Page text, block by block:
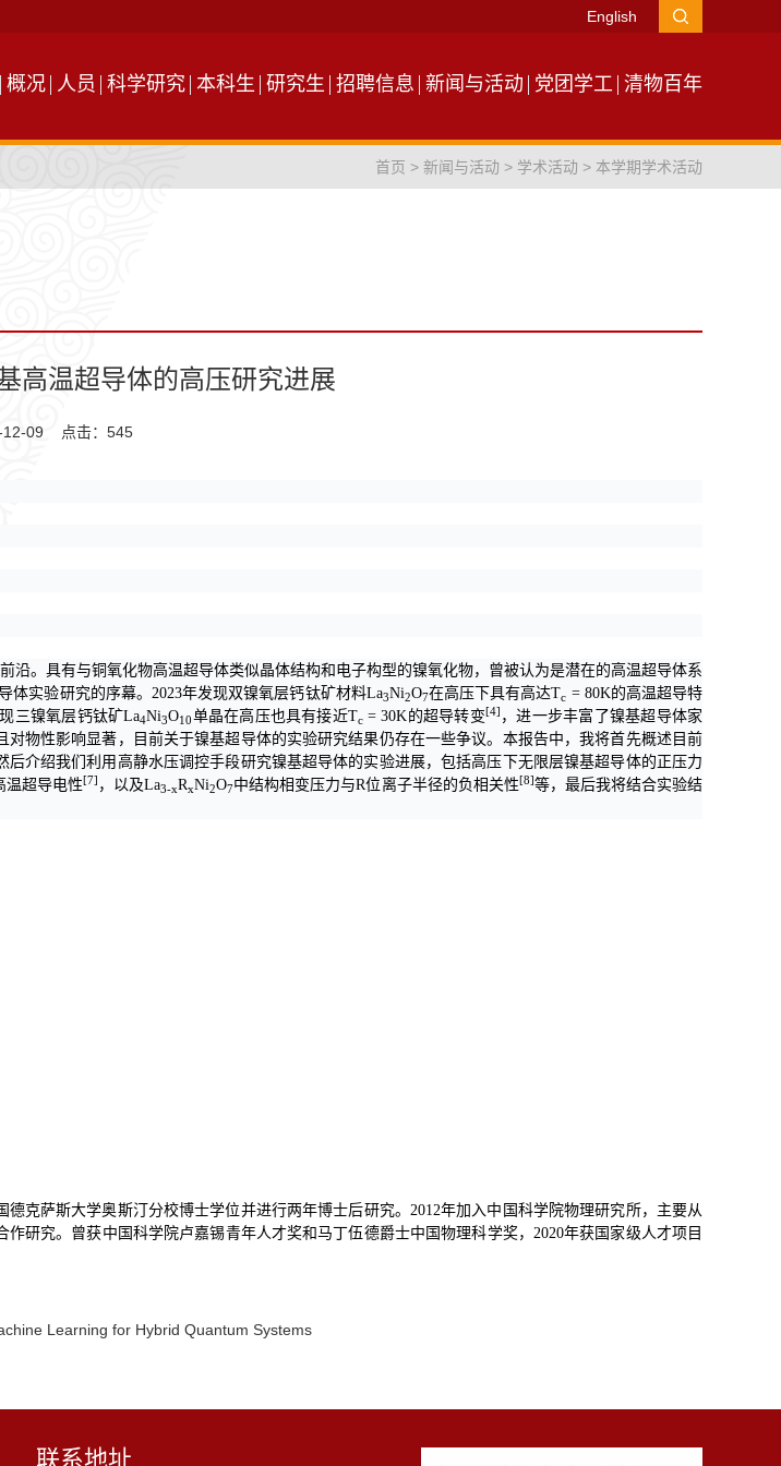
English
概况 人员 科学研究 本科生 研究生 招聘信息 新闻与活动 党团学工 清物百年
首页 > 新闻与活动 > 学术活动 > 本学期学术活动
高温超导体的高压研究进展
12-09 点击： 545
沿。具有与铜氧化物高温超导体类似晶体结构和电子构型的镍氧化物，曾被认为是潜在的高温超导体系
体实验研究的序幕。2023年发现双镍氧层钙钛矿材料La3Ni2O7在高压下具有高达Tc = 80K的高温超导特
三镍氧层钙钛矿La4Ni3O10单晶在高压也具有接近Tc= 30K的超导转变[4] ，进一步丰富了镍基超导体家
物性影响显著，目前关于镍基超导体的实验研究结果仍存在一些争议。本报告中，我将首先概述目前
介绍我们利用高静水压调控手段研究镍基超导体的实验进展，包括高压下无限层镍基超导体的正压力
温超导电性[7] ，以及La3-xRxNi2O7中结构相变压力与R位离子半径的负相关性[8]等，最后我将结合实验结
克萨斯大学奥斯汀分校博士学位并进行两年博士后研究。2012年加入中国科学院物理研究所，主要从
研究。曾获中国科学院卢嘉锡青年人才奖和马丁伍德爵士中国物理科学奖，2020年获国家级人才项目
Learning for Hybrid Quantum Systems
联系地址